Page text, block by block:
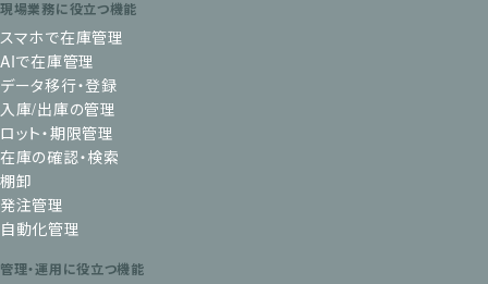
現場業務に役立つ機能
スマホで在庫管理
AIで在庫管理
データ移行・登録
入庫/出庫の管理
ロット・期限管理
在庫の確認・検索
棚卸
発注管理
自動化管理
管理・運用に役立つ機能